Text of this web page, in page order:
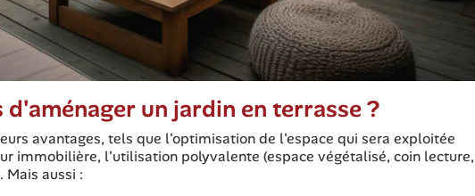
un jardin en terrasse ?
avantages, tels que l'optimisation de l'espace qui sera exploitée
immobilière, l'utilisation polyvalente (espace végétalisé, coin lecture,
Mais aussi :